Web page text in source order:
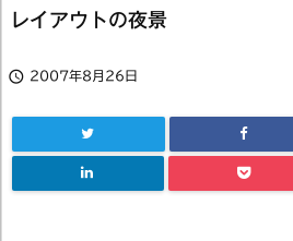
レイアウトの夜景
 2007年8月26日